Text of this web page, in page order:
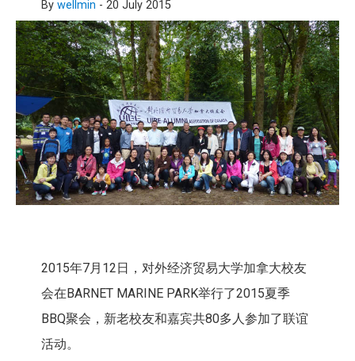
By wellmin - 20 July 2015
2015年7月12日，对外经济贸易大学加拿大校友
会在BARNET MARINE PARK举行了2015夏季
BBQ聚会，新老校友和嘉宾共80多人参加了联谊
活动。